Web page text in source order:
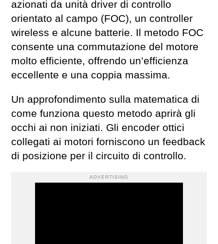
azionati da unità driver di controllo
orientato al campo (FOC), un controller
wireless e alcune batterie. Il metodo FOC
consente una commutazione del motore
molto efficiente, offrendo un’efficienza
eccellente e una coppia massima.
Un approfondimento sulla matematica di
come funziona questo metodo aprirà gli
occhi ai non iniziati. Gli encoder ottici
collegati ai motori forniscono un feedback
di posizione per il circuito di controllo.
ADVERTISING